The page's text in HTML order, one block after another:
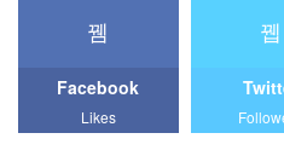
Facebook
Likes